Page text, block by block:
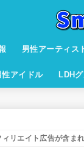
男性アーティス
性アイドル LDH
リエイト広告が含ま